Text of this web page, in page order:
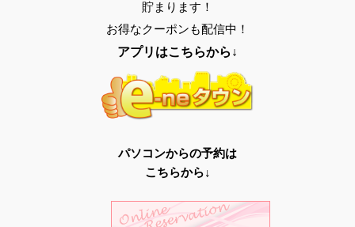
貯まります！
お得なクーポンも配信中！
アプリはこちらから↓
パソコンからの予約は
こちらから↓